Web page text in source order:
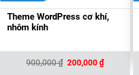
Theme WordPress cơ khí,
nhôm kính
900,000₫ Giá
200,000₫Giá
hiện